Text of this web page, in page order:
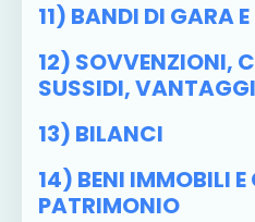
11) BANDI DI GARA
12) SOVVENZIONI,
SUSSIDI,
13) BILANCI
14) BENI IMMOBILI E
PATRIMONIO